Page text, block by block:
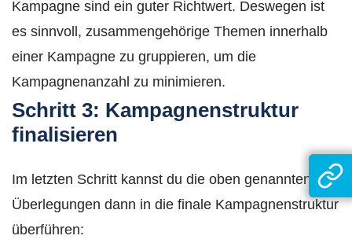
Kampagne sind ein guter Richtwert. Deswegen ist
es sinnvoll, zusammengehörige Themen innerhalb
einer Kampagne zu gruppieren, um die
Kampagnenanzahl zu minimieren.
Schritt 3: Kampagnenstruktur
finalisieren
Im letzten Schritt kannst du die oben genannten
Überlegungen dann in die finale Kampagnenstruktur
überführen: